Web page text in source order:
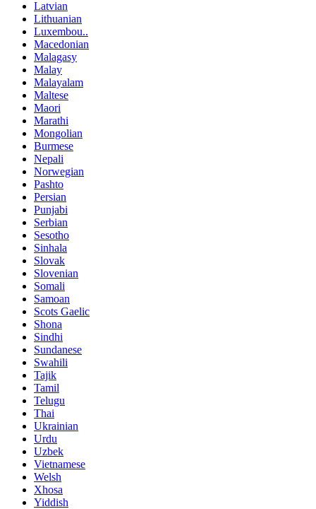
Latvian
Lithuanian
Luxembou..
Macedonian
Malagasy
Malay
Malayalam
Maltese
Maori
Marathi
Mongolian
Burmese
Nepali
Norwegian
Pashto
Persian
Punjabi
Serbian
Sesotho
Sinhala
Slovak
Slovenian
Somali
Samoan
Scots Gaelic
Shona
Sindhi
Sundanese
Swahili
Tajik
Tamil
Telugu
Thai
Ukrainian
Urdu
Uzbek
Vietnamese
Welsh
Xhosa
Yiddish